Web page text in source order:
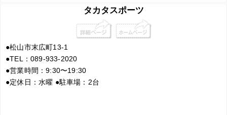
タカタスポーツ
●松山市末広町13-1
●TEL：089-933-2020
●営業時間：9:30〜19:30
●定休日：水曜 ●駐車場：2台